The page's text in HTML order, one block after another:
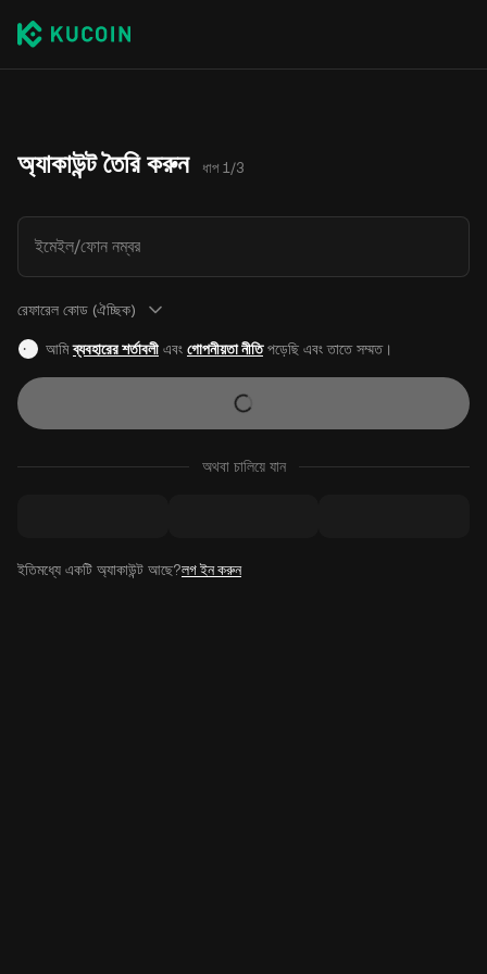
অ্যাকাউন্ট তৈরি করুন ধাপ 1/3
ইমেইল/ফোন নম্বর
রেফারেল কোড (ঐচ্ছিক)
আমিব্যবহারের শর্তাবলীএবং গোপনীয়তা নীতিপড়েছি এবং তাতে সম্মত।
অথবা চালিয়ে যান
ইতিমধ্যে একটি অ্যাকাউন্ট আছে?লগ ইন করুন